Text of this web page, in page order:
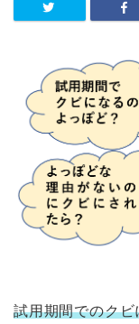
試用期間でのク